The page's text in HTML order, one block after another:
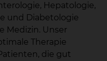
Hepatologie,
und Diabetologie
Medizin. Unser
Therapie
die gut